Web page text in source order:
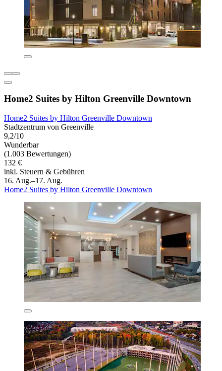
Home2 Suites by Hilton Greenville Downtown
Home2 Suites by Hilton Greenville Downtown
Stadtzentrum von Greenville
9,2/10
Wunderbar
(1.003 Bewertungen)
132 €
inkl. Steuern & Gebühren
16. Aug.–17. Aug.
Home2 Suites by Hilton Greenville Downtown